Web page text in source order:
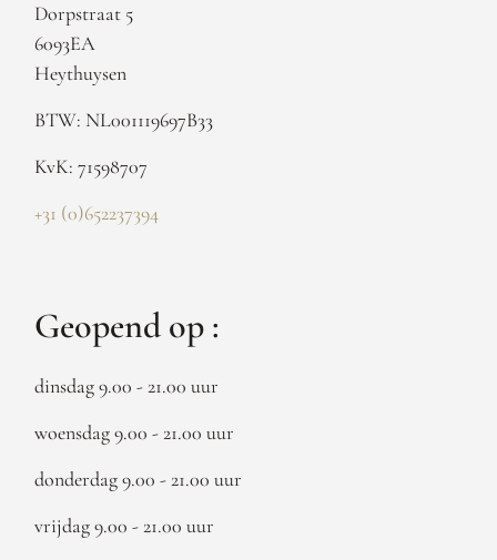
Dorpstraat 5
6093EA
Heythuysen
BTW: NL001119697B33
KvK: 71598707
+31 (0)652237394
Geopend op :
dinsdag 9.00 - 21.00 uur
woensdag 9.00 - 21.00 uur
donderdag 9.00 - 21.00 uur
vrijdag 9.00 - 21.00 uur